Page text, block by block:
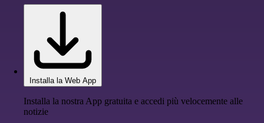
Installa la Web App
Installa la nostra App gratuita e accedi più velocemente alle
notizie